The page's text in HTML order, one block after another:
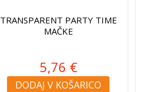
TRANSPARENT PARTY TIME
MAČKE
5,76 €
DODAJ V KOŠARICO